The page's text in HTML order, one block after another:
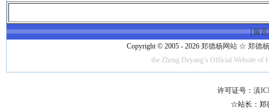
|留
Copyright © 2005 - 2026 郑德杨网站 ☆ 郑德杨
the Zheng Deyang’s Official Website
许可证号： 滇
☆站长：郑